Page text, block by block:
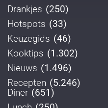
Drankjes (250)
Hotspots (33)
Keuzegids (46)
Kooktips (1.302)
Nieuws (1.496)
Recepten (5.246)
Diner (651)